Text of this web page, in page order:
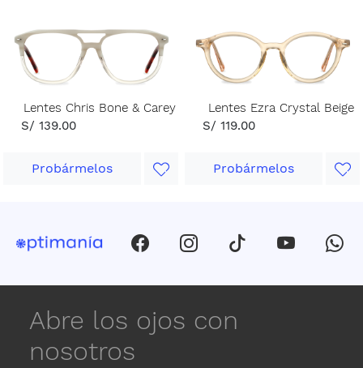
Lentes Chris Bone & Carey
S/ 139.00
Probármelos
Lentes Ezra Crystal Beige
S/ 119.00
Probármelos
Abre los ojos con
nosotros